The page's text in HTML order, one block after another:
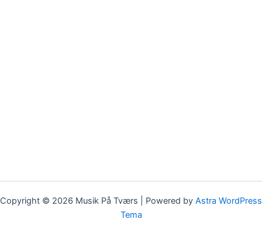
Copyright © 2026 Musik På Tværs | Powered by Astra WordPress
Tema